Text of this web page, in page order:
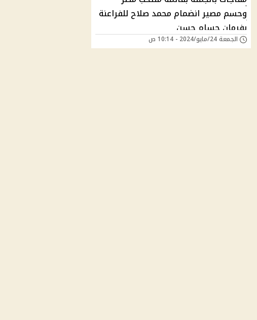
وحسم مصير انضمام محمد صلاح للفراعنة
بفرمان حسام حسن
الجمعة 24/مايو/2024 - 10:14 ص